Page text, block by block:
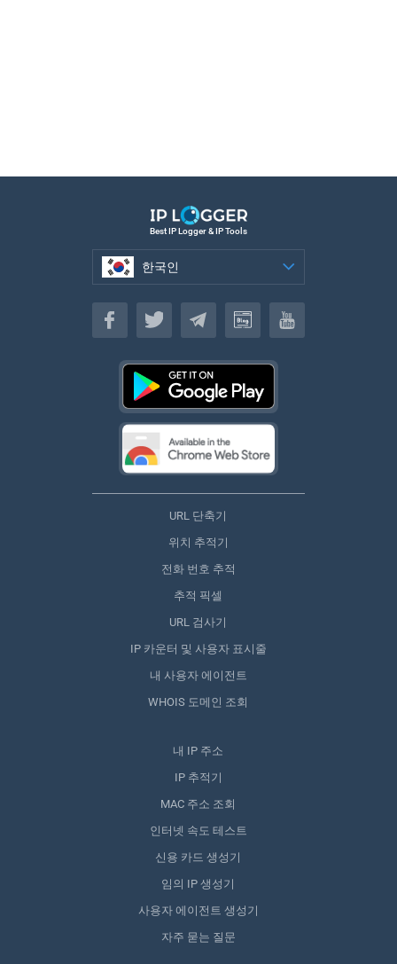
Best IP Logger & IP Tools
한국인
한국인
URL 단축기
위치 추적기
전화 번호 추적
추적 픽셀
URL 검사기
IP 카운터 및 사용자 표시줄
내 사용자 에이전트
WHOIS 도메인 조회
내 IP 주소
IP 추적기
MAC 주소 조회
인터넷 속도 테스트
신용 카드 생성기
임의 IP 생성기
사용자 에이전트 생성기
자주 묻는 질문